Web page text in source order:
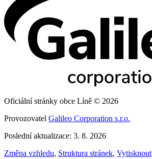
Oficiální stránky obce Líně © 2026
Provozovatel Galileo Corporation s.r.o.
Poslední aktualizace: 3. 8. 2026
Změna vzhledu, Struktura stránek, Vytisknout